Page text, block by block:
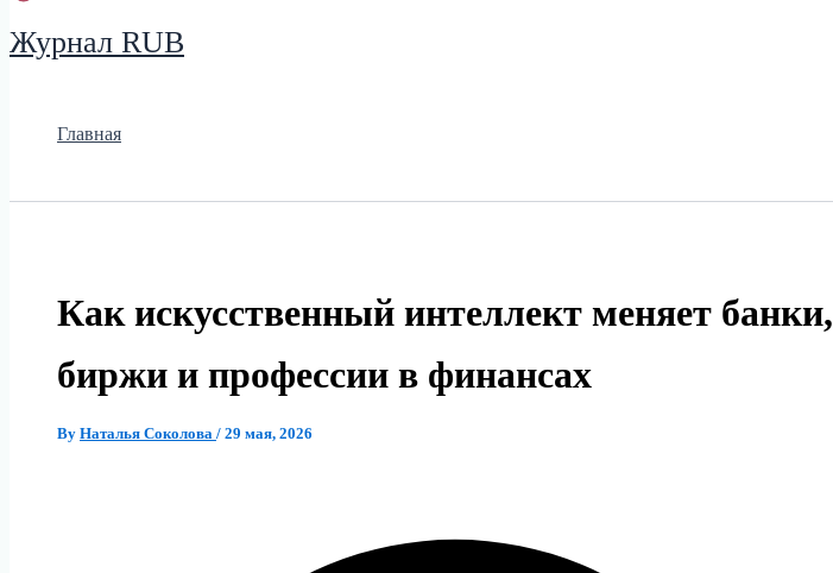
Журнал RUB
Главная
Как искусственный интеллект меняет банки,
биржи и профессии в финансах
By Наталья Соколова / 29 мая, 2026